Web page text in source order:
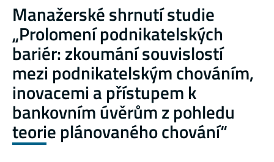
Manažerské shrnutí studie
„Prolomení podnikatelských
bariér: zkoumání souvislostí
mezi podnikatelským chováním,
inovacemi a přístupem k
bankovním úvěrům z pohledu
teorie plánovaného chování“